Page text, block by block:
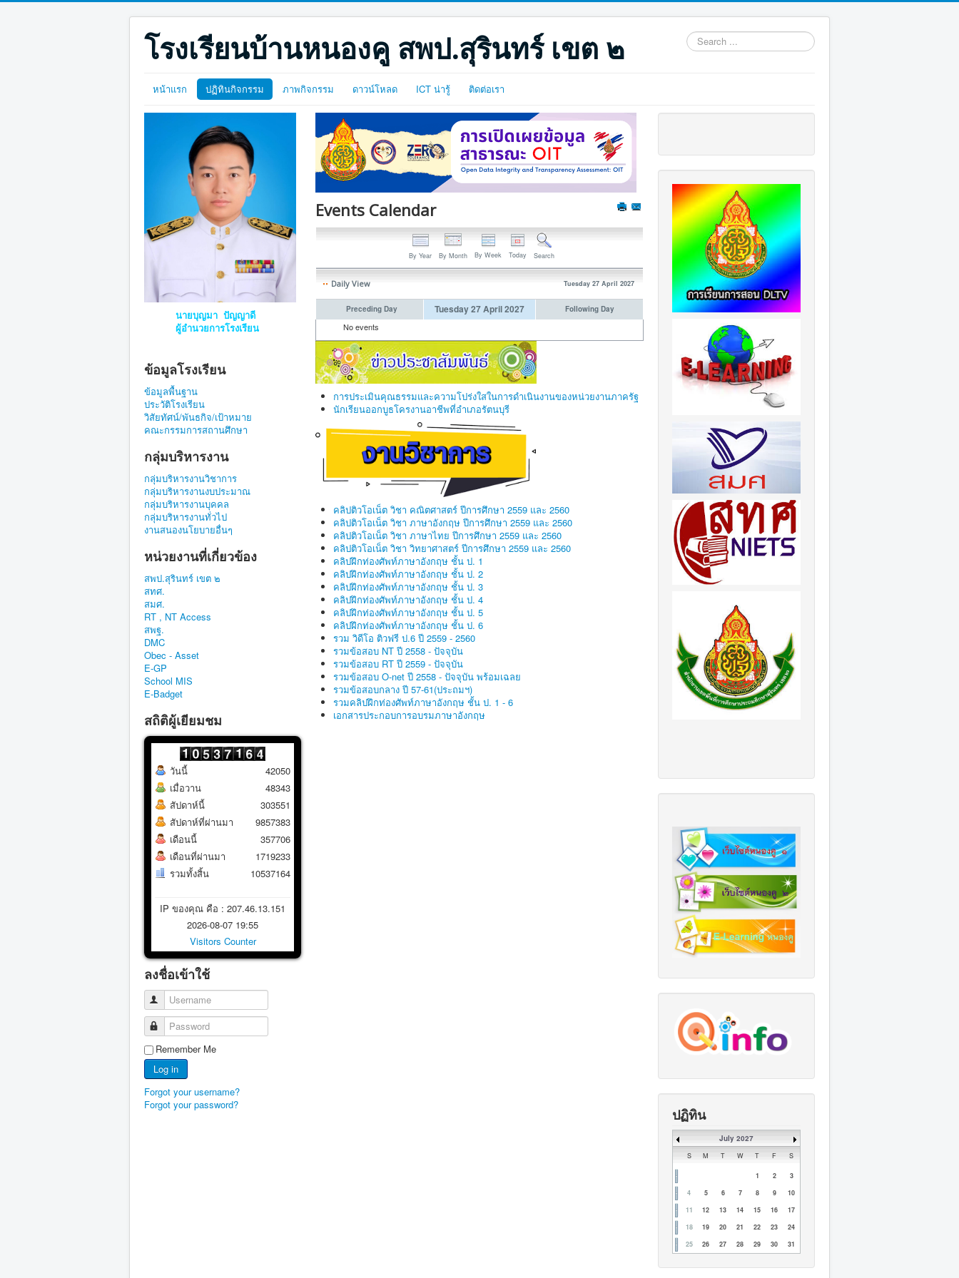
โรงเรียนบ้านหนองคู สพป.สุรินทร์ เขต ๒
Search
...
หน้าแรก ปฏิทินกิจกรรม ภาพกิจกรรม ดาวน์โหลด ICT น่ารู้ ติดต่อเรา
นายบุญมา ปัญญาดี
ผู้อำนวยการโรงเรียน
ข้อมูลโรงเรียน
ข้อมูลพื้นฐาน
ประวัติโรงเรียน
วิสัยทัศน์/พันธกิจ/เป้าหมาย
คณะกรรมการสถานศึกษา
กลุ่มบริหารงาน
กลุ่มบริหารงานวิชาการ
กลุ่มบริหารงานงบประมาณ
กลุ่มบริหารงานบุคคล
กลุ่มบริหารงานทั่วไป
งานสนองนโยบายอื่นๆ
หน่วยงานที่เกี่ยวข้อง
สพป.สุรินทร์ เขต ๒
สทศ.
สมศ.
RT , NT Access
สพฐ.
DMC
Obec - Asset
E-GP
School MIS
E-Badget
สถิติผู้เยียมชม
วันนี้
เมื่อวาน
สัปดาห์นี้
สัปดาห์ที่ผ่านมา
เดือนนี้
เดือนที่ผ่านมา
รวมทั้งสิ้น
42050
48343
303551
9857383
357706
1719233
10537164
IP ของคุณ คือ : 207.46.13.151
2026-08-07 19:55
Visitors Counter
ลงชื่อเข้าใช้
Username
Password
Remember Me
Log in
Forgot your username?
Forgot your password?
Events Calendar
By Year By Month By Week Today Search
Daily View Tuesday 27 April 2027
Preceding Day Tuesday 27 April 2027 Following Day
No events
การประเมินคุณธรรมและความโปร่งใสในการดำเนินงานของหน่วยงานภาครัฐ
นักเรียนออกบูธโครงานอาชีพที่อำเภอรัตนบุรี
คลิปติวโอเน็ต วิชา คณิตศาสตร์ ปีการศึกษา 2559 และ 2560
คลิปติวโอเน็ต วิชา ภาษาอังกฤษ ปีการศึกษา 2559 และ 2560
คลิปติวโอเน็ต วิชา ภาษาไทย ปีการศึกษา 2559 และ 2560
คลิปติวโอเน็ต วิชา วิทยาศาสตร์ ปีการศึกษา 2559 และ 2560
คลิปฝึกท่องศัพท์ภาษาอังกฤษ ชั้น ป. 1
คลิปฝึกท่องศัพท์ภาษาอังกฤษ ชั้น ป. 2
คลิปฝึกท่องศัพท์ภาษาอังกฤษ ชั้น ป. 3
คลิปฝึกท่องศัพท์ภาษาอังกฤษ ชั้น ป. 4
คลิปฝึกท่องศัพท์ภาษาอังกฤษ ชั้น ป. 5
คลิปฝึกท่องศัพท์ภาษาอังกฤษ ชั้น ป. 6
รวม วิดีโอ ติวฟรี ป.6 ปี 2559 - 2560
รวมข้อสอบ NT ปี 2558 - ปัจจุบัน
รวมข้อสอบ RT ปี 2559 - ปัจจุบัน
รวมข้อสอบ O-net ปี 2558 - ปัจจุบัน พร้อมเฉลย
รวมข้อสอบกลาง ปี 57-61(ประถมฯ)
รวมคลิปฝึกท่องศัพท์ภาษาอังกฤษ ชั้น ป. 1 - 6
เอกสารประกอบการอบรมภาษาอังกฤษ
ปฏิทิน
July 2027
S M T W T F S
1 2
3
4
5 6 7 8 9
10
11
12 13 14 15 16
17
18
19 20 21 22 23
24
25
26 27 28 29 30 31